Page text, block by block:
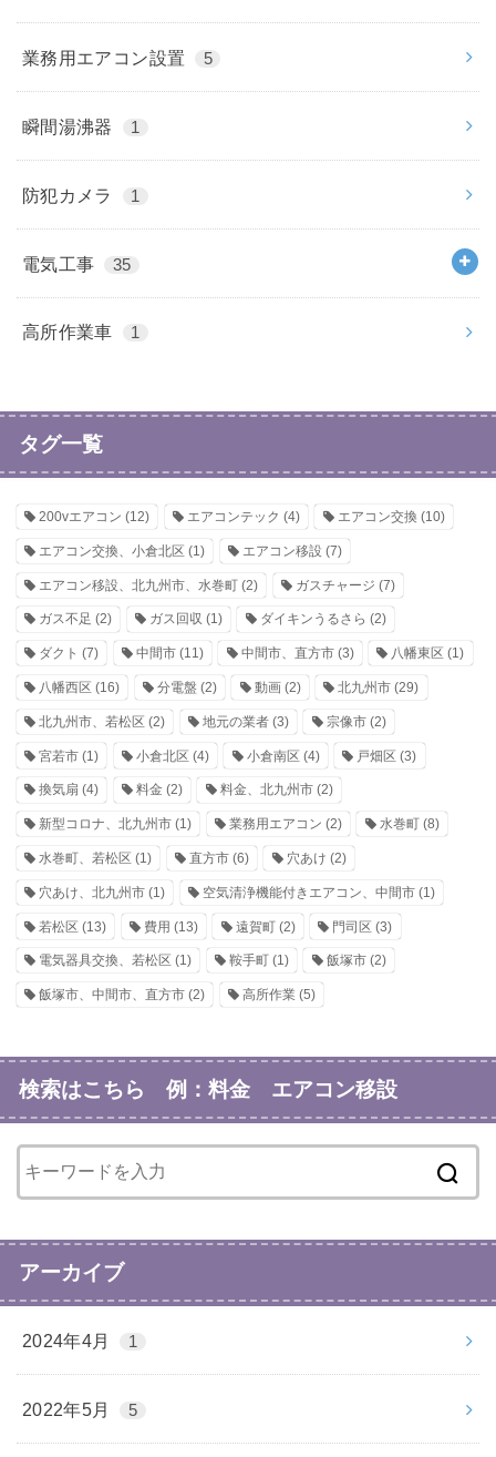
業務用エアコン設置 5
瞬間湯沸器 1
防犯カメラ 1
電気工事 35
高所作業車 1
タグ一覧
200vエアコン (12) エアコンテック (4) エアコン交換 (10)
エアコン交換、小倉北区 (1) エアコン移設 (7)
エアコン移設、北九州市、水巻町 (2) ガスチャージ (7)
ガス不足 (2) ガス回収 (1) ダイキンうるさら (2)
ダクト (7) 中間市(11) 中間市、直方市(3) 八幡東区 (1)
八幡西区 (16) 分電盤 (2) 動画(2) 北九州市 (29)
北九州市、若松区 (2) 地元の業者(3) 宗像市(2)
宮若市 (1) 小倉北区 (4) 小倉南区 (4) 戸畑区 (3)
換気扇 (4) 料金 (2) 料金、北九州市(2)
新型コロナ、北九州市 (1) 業務用エアコン (2) 水巻町(8)
水巻町、若松区 (1) 直方市(6) 穴あけ (2)
穴あけ、北九州市 (1) 空気清浄機能付きエアコン、中間市(1)
若松区 (13) 費用 (13) 遠賀町(2) 門司区 (3)
電気器具交換、若松区 (1) 鞍手町(1) 飯塚市(2)
飯塚市、中間市、直方市 (2) 高所作業(5)
検索はこちら 例：料金 エアコン移設
アーカイブ
2024年4月 1
2022年5月 5